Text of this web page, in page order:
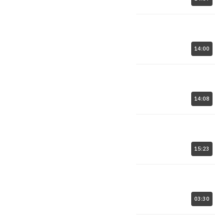
14:00
14:08
15:23
03:30